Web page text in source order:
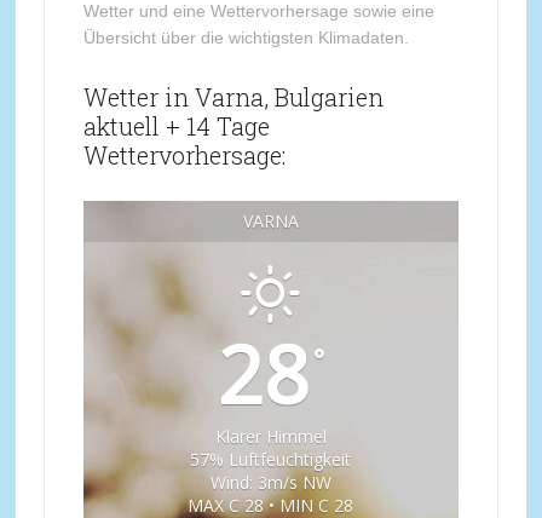
Wetter und eine Wettervorhersage sowie eine
Übersicht über die wichtigsten Klimadaten.
Wetter in Varna, Bulgarien
aktuell + 14 Tage
Wettervorhersage:
VARNA
28°
Klarer Himmel
57% Luftfeuchtigkeit
Wind: 3m/s NW
MAX C 28 • MIN C 28